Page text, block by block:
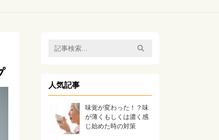
人気記事
味覚が変わった！？味
が薄くもしくは濃く感
じ始めた時の対策